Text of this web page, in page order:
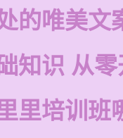
的唯美文
知识 从
里培训班